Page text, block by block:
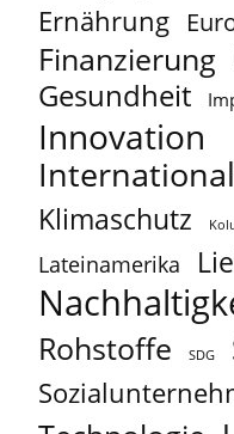
Ernährung
Finanzierung
Gesundheit
Innovation
Klimaschutz
Lateinamerika
Rohstoffe SDG